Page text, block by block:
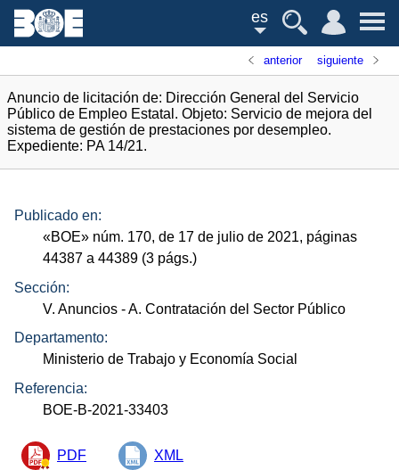
es
anterior siguiente
Anuncio de licitación de: Dirección General del Servicio
Público de Empleo Estatal. Objeto: Servicio de mejora del
sistema de gestión de prestaciones por desempleo.
Expediente: PA 14/21.
Publicado en:
«BOE» núm. 170, de 17 de julio de 2021, páginas
44387 a 44389 (3 págs.)
Sección:
V. Anuncios - A. Contratación del Sector Público
Departamento:
Ministerio de Trabajo y Economía Social
Referencia:
BOE-B-2021-33403
PDF XML